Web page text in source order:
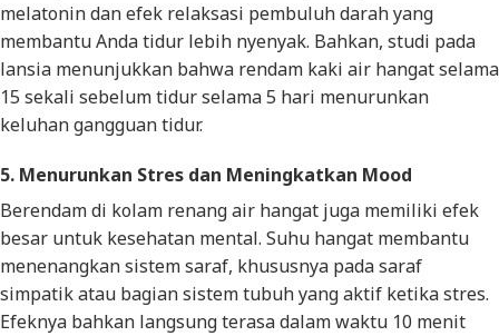
melatonin dan efek relaksasi pembuluh darah yang
membantu Anda tidur lebih nyenyak. Bahkan, studi pada
lansia menunjukkan bahwa rendam kaki air hangat selama
15 sekali sebelum tidur selama 5 hari menurunkan
keluhan gangguan tidur.
5. Menurunkan Stres dan Meningkatkan Mood
Berendam di kolam renang air hangat juga memiliki efek
besar untuk kesehatan mental. Suhu hangat membantu
menenangkan sistem saraf, khususnya pada saraf
simpatik atau bagian sistem tubuh yang aktif ketika stres.
Efeknya bahkan langsung terasa dalam waktu 10 menit